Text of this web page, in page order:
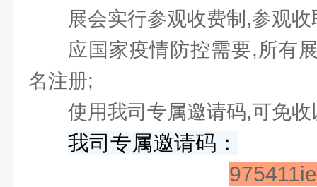
展会实行参观收费制,参观
应国家疫情防控需要,所有
名注册;
使用我司专属邀请码,可免
我司专属邀请码：